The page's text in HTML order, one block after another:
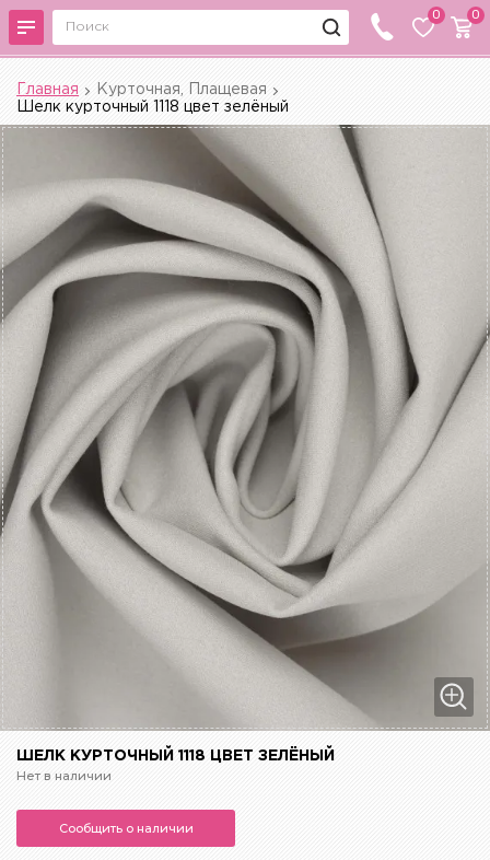
0 0
Главная
Курточная, Плащевая
Шелк курточный 1118 цвет зелёный
ШЕЛК КУРТОЧНЫЙ 1118 ЦВЕТ ЗЕЛЁНЫЙ
Нет в наличии
Сообщить о наличии